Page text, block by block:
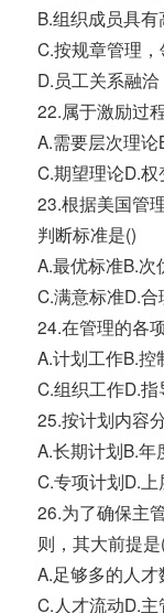
B.组织成员具
C.按规章管理
D.员工关系融
22.属于激励过
A.需要层次理
C.期望理论D.
23.根据美国管
判断标准是()
A.最优标准B.次
C.满意标准D.
24.在管理的各
A.计划工作B.控
C.组织工作D.
25.按计划内容
A.长期计划B.年
C.专项计划D.
26.为了确保主
则，其大前提是
A.足够多的人
C.人才流动D.